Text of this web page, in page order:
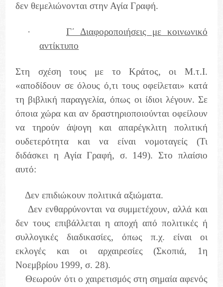
δεν θεμελιώνονται στην Αγία Γραφή.
·
Γ΄ Διαφοροποιήσεις με κοινωνικό
αντίκτυπο
Στη σχέση τους με το Κράτος, οι Μ.τ.Ι.
«αποδίδουν σε όλους ό,τι τους οφείλεται» κατά
τη βιβλική παραγγελία, όπως οι ίδιοι λέγουν. Σε
όποια χώρα και αν δραστηριοποιούνται οφείλουν
να τηρούν άψογη και απαρέγκλιτη πολιτική
ουδετερότητα και να είναι νομοταγείς (Τι
διδάσκει η Αγία Γραφή, σ. 149). Στο πλαίσιο
αυτό:
Δεν επιδιώκουν πολιτικά αξιώματα.
Δεν ενθαρρύνονται να συμμετέχουν, αλλά και
δεν τους επιβάλλεται η αποχή από πολιτικές ή
συλλογικές διαδικασίες, όπως π.χ. είναι οι
εκλογές και οι αρχαιρεσίες (Σκοπιά, 1η
Νοεμβρίου 1999, σ. 28).
Θεωρούν ότι ο χαιρετισμός στη σημαία αφενός